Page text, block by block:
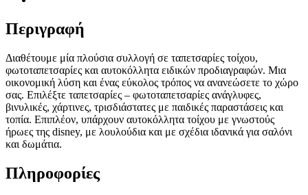
Περιγραφή
Διαθέτουμε μία πλούσια συλλογή σε ταπετσαρίες τοίχου,
φωτοταπετσαρίες και αυτοκόλλητα ειδικών προδιαγραφών. Μια
οικονομική λύση και ένας εύκολος τρόπος να ανανεώσετε το χώρο
σας. Επιλέξτε ταπετσαρίες – φωτοταπετσαρίες ανάγλυφες,
βινυλικές, χάρτινες, τρισδιάστατες με παιδικές παραστάσεις και
τοπία. Επιπλέον, υπάρχουν αυτοκόλλητα τοίχου με γνωστούς
ήρωες της disney, με λουλούδια και με σχέδια ιδανικά για σαλόνι
και δωμάτια.
Πληροφορίες